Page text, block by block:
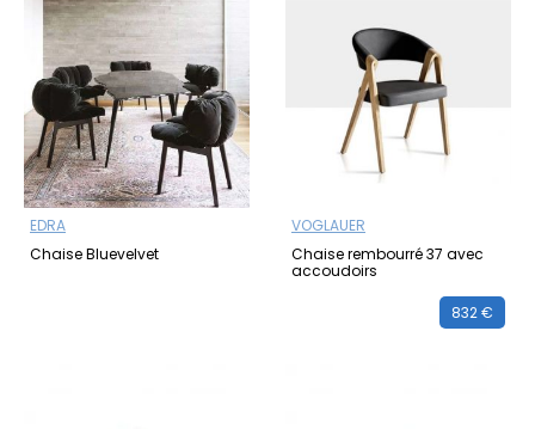
EDRA
Chaise Bluevelvet
VOGLAUER
Chaise rembourré 37 avec
accoudoirs
832 €